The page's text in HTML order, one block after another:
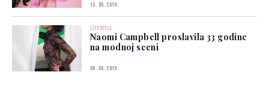
13. 05. 2019.
LIFESTYLE
Naomi Campbell proslavila 33 godine
na modnoj sceni
06. 05. 2019.